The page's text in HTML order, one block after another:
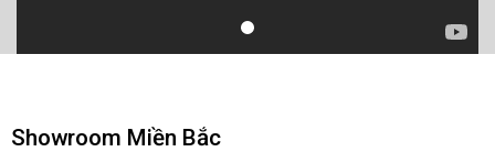
Showroom Miền Bắc